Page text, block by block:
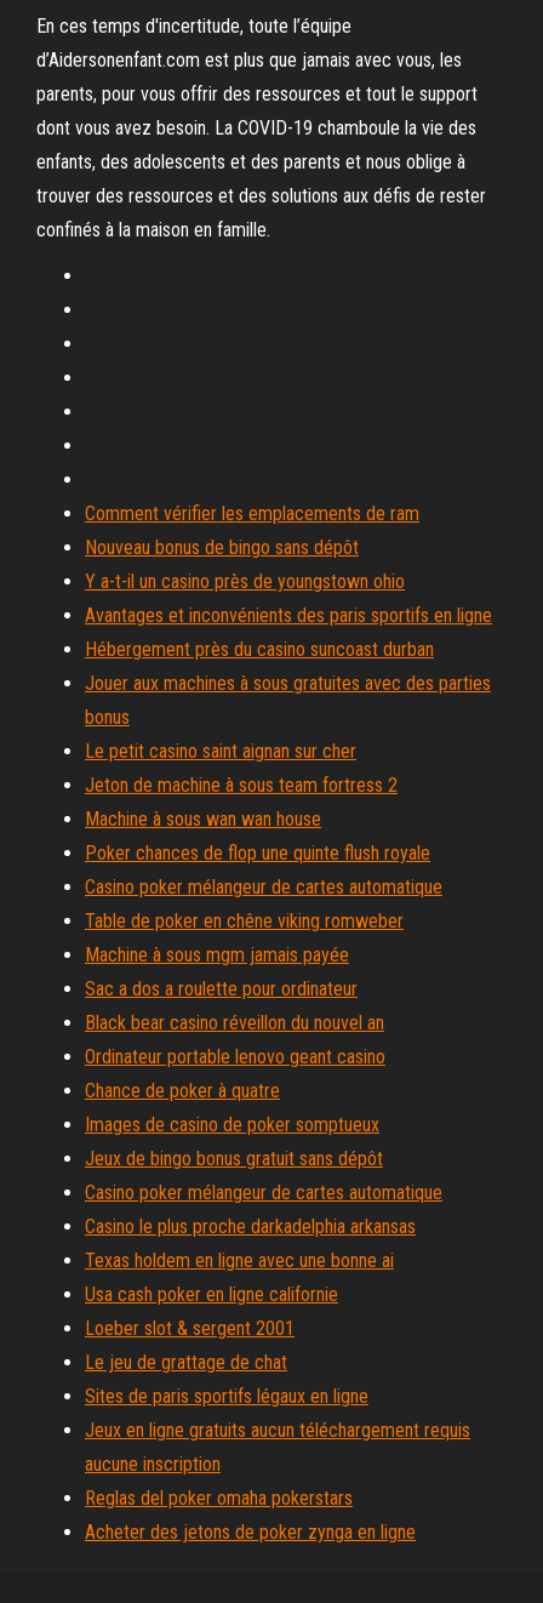
En ces temps d'incertitude, toute l’équipe
d’Aidersonenfant.com est plus que jamais avec vous, les
parents, pour vous offrir des ressources et tout le support
dont vous avez besoin. La COVID-19 chamboule la vie des
enfants, des adolescents et des parents et nous oblige à
trouver des ressources et des solutions aux défis de rester
confinés à la maison en famille.
Comment vérifier les emplacements de ram
Nouveau bonus de bingo sans dépôt
Y a-t-il un casino près de youngstown ohio
Avantages et inconvénients des paris sportifs en ligne
Hébergement près du casino suncoast durban
Jouer aux machines à sous gratuites avec des parties
bonus
Le petit casino saint aignan sur cher
Jeton de machine à sous team fortress 2
Machine à sous wan wan house
Poker chances de flop une quinte flush royale
Casino poker mélangeur de cartes automatique
Table de poker en chêne viking romweber
Machine à sous mgm jamais payée
Sac a dos a roulette pour ordinateur
Black bear casino réveillon du nouvel an
Ordinateur portable lenovo geant casino
Chance de poker à quatre
Images de casino de poker somptueux
Jeux de bingo bonus gratuit sans dépôt
Casino poker mélangeur de cartes automatique
Casino le plus proche darkadelphia arkansas
Texas holdem en ligne avec une bonne ai
Usa cash poker en ligne californie
Loeber slot & sergent 2001
Le jeu de grattage de chat
Sites de paris sportifs légaux en ligne
Jeux en ligne gratuits aucun téléchargement requis
aucune inscription
Reglas del poker omaha pokerstars
Acheter des jetons de poker zynga en ligne